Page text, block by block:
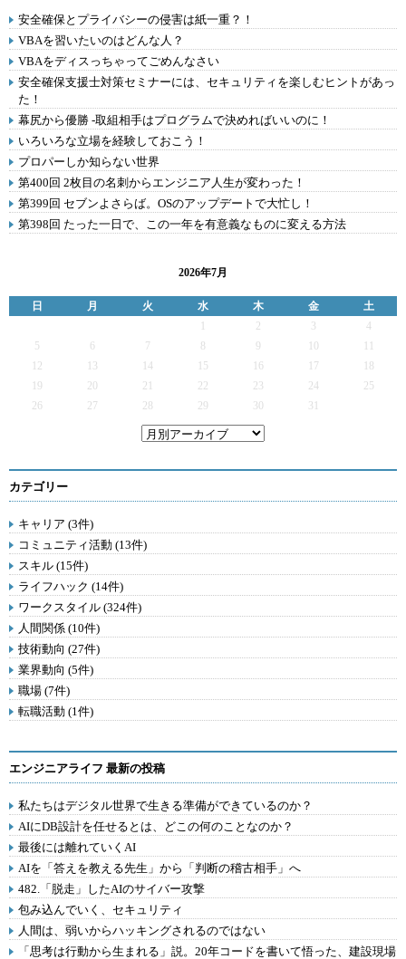
安全確保とプライバシーの侵害は紙一重？！
VBAを習いたいのはどんな人？
VBAをディスっちゃってごめんなさい
安全確保支援士対策セミナーには、セキュリティを楽しむヒントがあっ
た！
幕尻から優勝 -取組相手はプログラムで決めればいいのに！
いろいろな立場を経験しておこう！
プロパーしか知らない世界
第400回 2枚目の名刺からエンジニア人生が変わった！
第399回 セブンよさらば。OSのアップデートで大忙し！
第398回 たった一日で、この一年を有意義なものに変える方法
2026年7月
日 月 火 水 木 金
土
2 3
4
5
6 7 9
12
13 14 15 16 17
19
20 21 22 23 24
25
26
27 28 29 30 31
カテゴリー
キャリア (3件)
コミュニティ活動 (13件)
スキル (15件)
ライフハック (14件)
ワークスタイル (324件)
人間関係 (10件)
技術動向 (27件)
業界動向 (5件)
職場 (7件)
転職活動 (1件)
エンジニアライフ 最新の投稿
私たちはデジタル世界で生きる準備ができているのか？
AIにDB設計を任せるとは、どこの何のことなのか？
最後には離れていくAI
AIを「答えを教える先生」から「判断の稽古相手」へ
482.「脱走」したAIのサイバー攻撃
包み込んでいく、セキュリティ
人間は、弱いからハッキングされるのではない
「思考は行動から生まれる」説。20年コードを書いて悟った、建設現場